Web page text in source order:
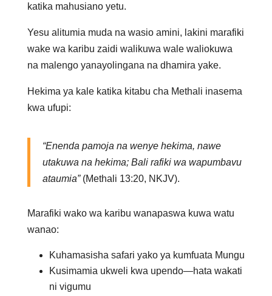
katika mahusiano yetu.
Yesu alitumia muda na wasio amini, lakini marafiki
wake wa karibu zaidi walikuwa wale waliokuwa
na malengo yanayolingana na dhamira yake.
Hekima ya kale katika kitabu cha Methali inasema
kwa ufupi:
“Enenda pamoja na wenye hekima, nawe
utakuwa na hekima; Bali rafiki wa wapumbavu
ataumia”(Methali 13:20, NKJV).
Marafiki wako wa karibu wanapaswa kuwa watu
wanao:
Kuhamasisha safari yako ya kumfuata Mungu
Kusimamia ukweli kwa upendo—hata wakati
ni vigumu